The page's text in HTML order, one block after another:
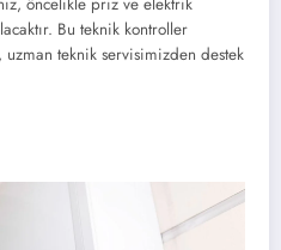
öncelikle priz ve elektrik
Bu teknik kontroller
teknik servisimizden destek